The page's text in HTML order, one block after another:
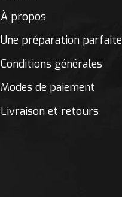
À propos
Une préparation parfaite
Conditions générales
Modes de paiement
Livraison et retours